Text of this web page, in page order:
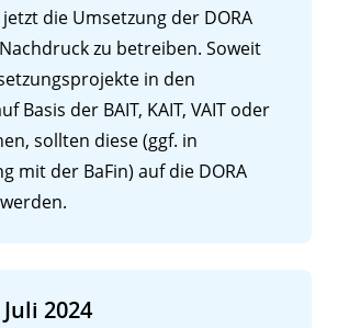
die Umsetzung der DORA
zu betreiben. Soweit
in den
Basis der BAIT, KAIT, VAIT oder
sollten diese (ggf. in
mit der BaFin) auf die DORA
Juli 2024